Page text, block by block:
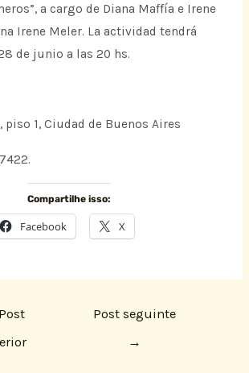
a cargo de Diana Maffía e Irene
Irene Meler. La actividad tendrá
de junio a las 20 hs.
piso 1, Ciudad de Buenos Aires
Compartilhe isso:
Facebook X
Post
Post seguinte
→